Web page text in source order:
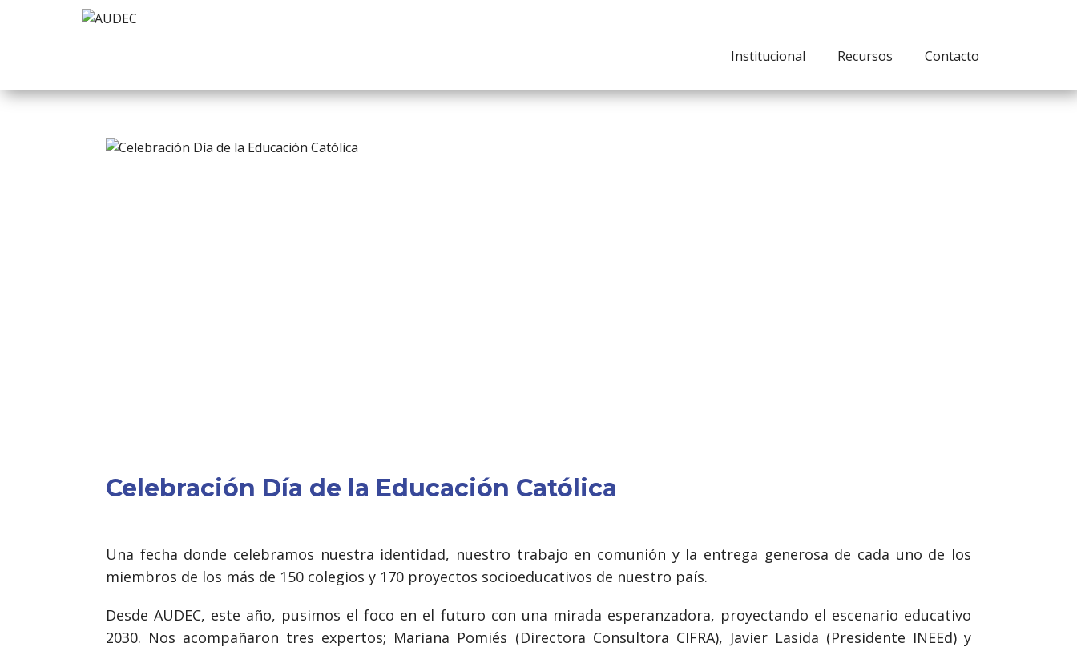
Institucional Recursos Contacto
Celebración Día de la Educación Católica
Una fecha donde celebramos nuestra identidad, nuestro trabajo en comunión y la entrega generosa de cada uno de los
miembros de los más de 150 colegios y 170 proyectos socioeducativos de nuestro país.
Desde AUDEC, este año, pusimos el foco en el futuro con una mirada esperanzadora, proyectando el escenario educativo
2030. Nos acompañaron tres expertos; Mariana Pomiés (Directora Consultora CIFRA), Javier Lasida (Presidente INEEd) y